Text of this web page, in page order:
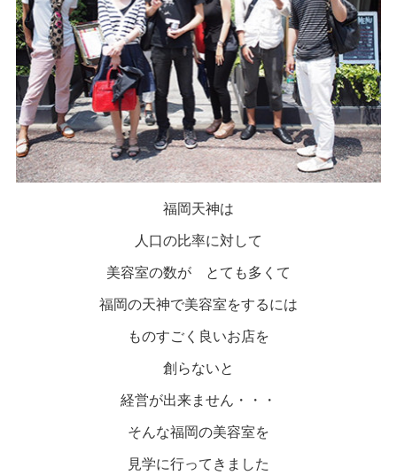
福岡天神は
人口の比率に対して
美容室の数が とても多くて
福岡の天神で美容室をするには
ものすごく良いお店を
創らないと
経営が出来ません・・・
そんな福岡の美容室を
見学に行ってきました